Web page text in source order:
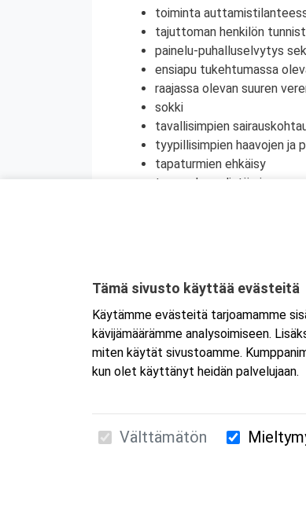
toiminta
tajuttoman henkilön
painelu-puhalluselvytys
ensiapu tukehtumassa
raajassa olevan suuren
sokki
tavallisimpien
tyypillisimpien haavojen ja
tapaturmien ehkäisy
terveyden edistäminen
Kyseessä on etäkoulutus.
tai mobiililaitteelle erikseen.
Tarkemmat ohjeet lähetetään
Suomen Ensiapukoulutus Oy /
Tämä sivusto käyttää evästeitä
Käytämme evästeitä tarjoamamme
kävijämäärämme analysoimiseen.
miten käytät sivustoamme.
kun olet käyttänyt heidän palvelujaan.
Välttämätön